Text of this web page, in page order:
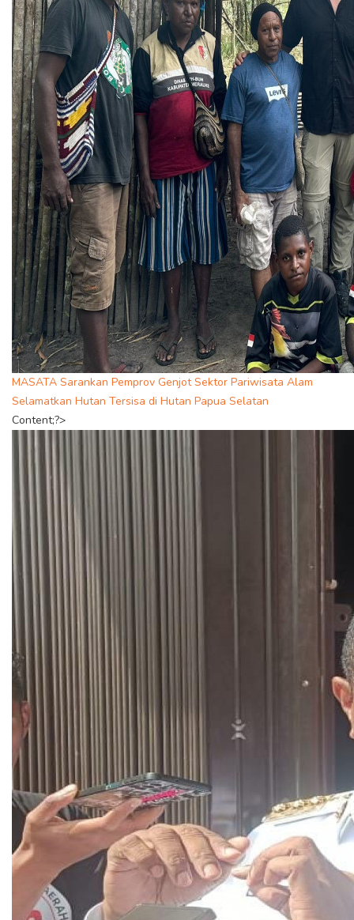
MASATA Sarankan Pemprov Genjot Sektor Pariwisata Alam
Selamatkan Hutan Tersisa di Hutan Papua Selatan
Content;?>